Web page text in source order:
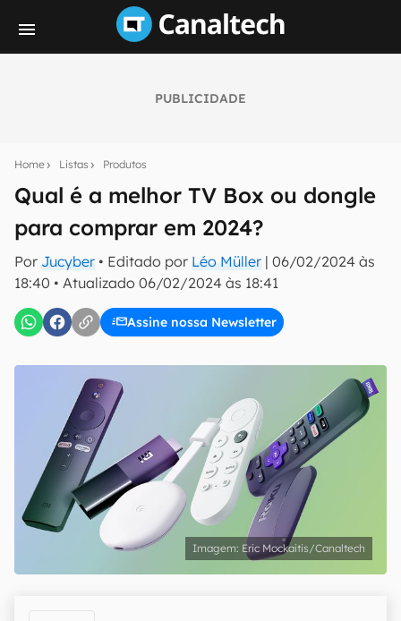
PUBLICIDADE
Home Listas Produtos
Qual é a melhor TV Box ou dongle
para comprar em 2024?
Por Jucyber • Editado por Léo Müller | 06/02/2024 às
18:40 • Atualizado 06/02/2024 às 18:41
Assine nossa Newsletter
notícias e reviews sobre tecnologia em primeira
mão.
E-mail
Eric Mockaitis/Canaltech